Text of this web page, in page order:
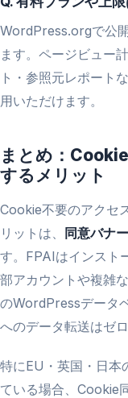
WordPress.orgで公
ます。ページビュー
ト・参照元レポート
用いただけます。
まとめ：
するメリット
Cookie不要のアクセ
リットは、
同意バナ
す。FPAIはインスト
部アカウントや複雑
のWordPressデータ
へのデータ転送はゼロ
特にEU・英国・日本
ている場合、Cookie